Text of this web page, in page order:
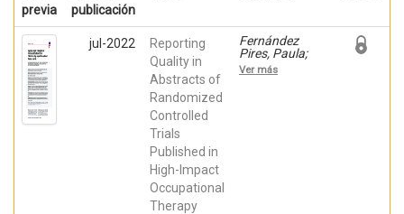
previa
publicación
jul-2022
Reporting
Quality in
Abstracts of
Randomized
Controlled
Trials
Published in
High-Impact
Occupational
Therapy
Fernández
Pires, Paula;
Prieto Botella,
Daniel; Valera
Ver más